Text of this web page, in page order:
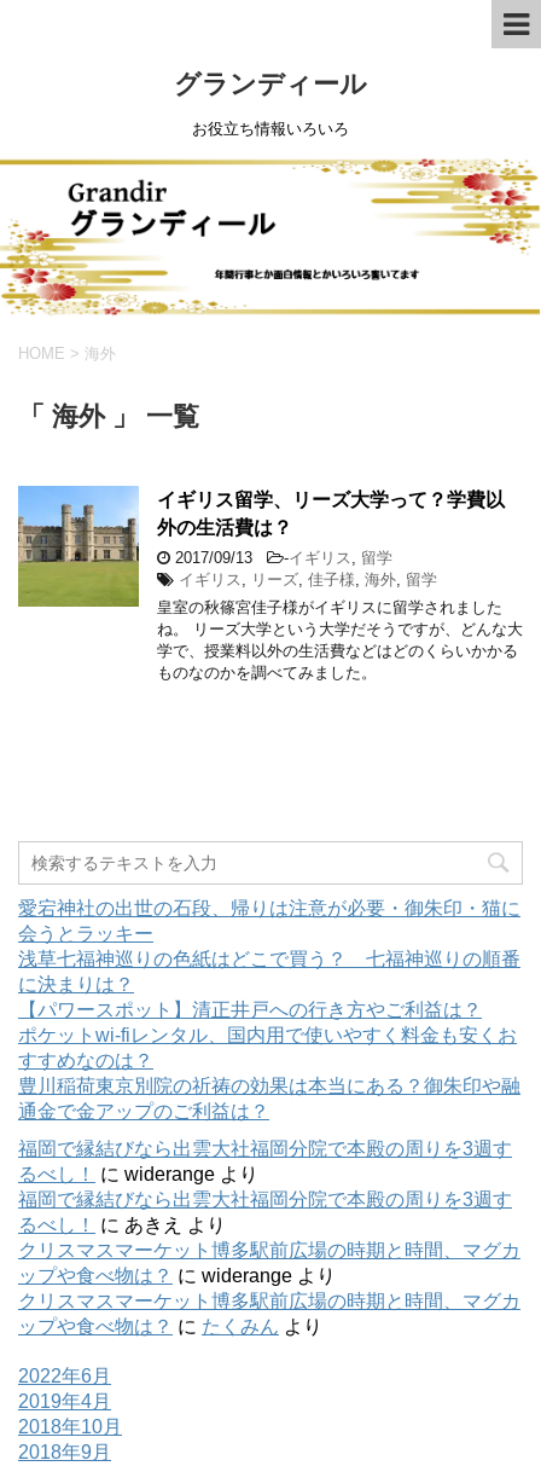
グランディール
お役立ち情報いろいろ
HOME > 海外
「 海外 」 一覧
イギリス留学、リーズ大学って？学費以
外の生活費は？
2017/09/13 -イギリス , 留学
イギリス , リーズ, 佳子様, 海外, 留学
皇室の秋篠宮佳子様がイギリスに留学されました
ね。 リーズ大学という大学だそうですが、どんな大
学で、授業料以外の生活費などはどのくらいかかる
ものなのかを調べてみました。
愛宕神社の出世の石段、帰りは注意が必要・御朱印・猫に
会うとラッキー
浅草七福神巡りの色紙はどこで買う？ 七福神巡りの順番
に決まりは？
【パワースポット】清正井戸への行き方やご利益は？
ポケットwi-fiレンタル、国内用で使いやすく料金も安くお
すすめなのは？
豊川稲荷東京別院の祈祷の効果は本当にある？御朱印や融
通金で金アップのご利益は？
福岡で縁結びなら出雲大社福岡分院で本殿の周りを3週す
るべし！
に widerange より
福岡で縁結びなら出雲大社福岡分院で本殿の周りを3週す
るべし！
に あきえ
より
クリスマスマーケット博多駅前広場の時期と時間、マグカ
ップや食べ物は？ に widerange より
クリスマスマーケット博多駅前広場の時期と時間、マグカ
ップや食べ物は？ に たくみん より
2022年6月
2019年4月
2018年10月
2018年9月